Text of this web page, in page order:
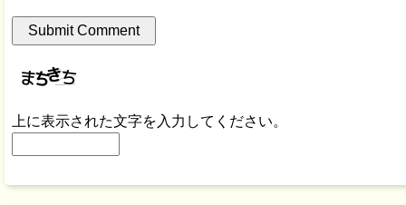
上に表示された文字を入力してください。